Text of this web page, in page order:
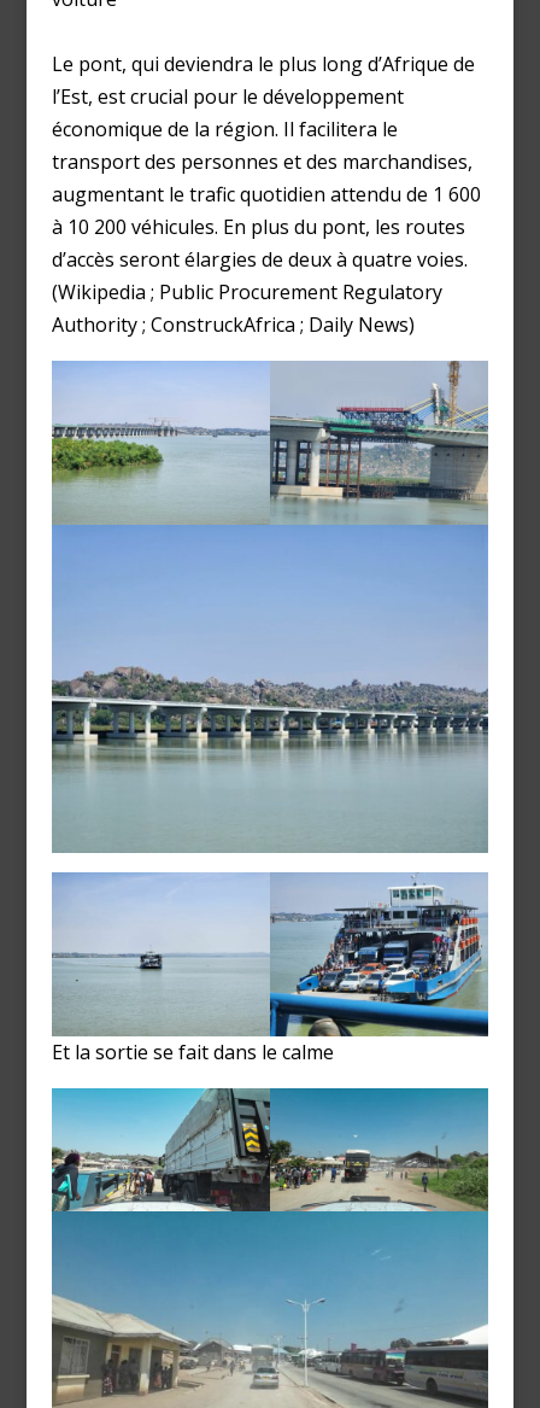
Le pont, qui deviendra le plus long d’Afrique de
l’Est, est crucial pour le développement
économique de la région. Il facilitera le
transport des personnes et des marchandises,
augmentant le trafic quotidien attendu de 1 600
à 10 200 véhicules. En plus du pont, les routes
d’accès seront élargies de deux à quatre voies.
(Wikipedia ; Public Procurement Regulatory
Authority ; ConstruckAfrica ; Daily News)
Et la sortie se fait dans le calme